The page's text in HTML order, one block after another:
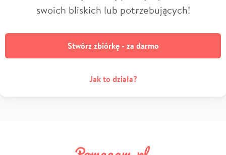
swoich bliskich lub potrzebujących!
Stwórz zbiórkę - za darmo
Jak to działa?